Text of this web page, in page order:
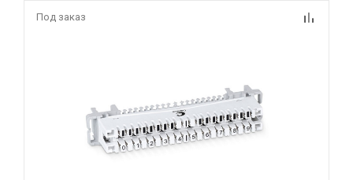
Под заказ